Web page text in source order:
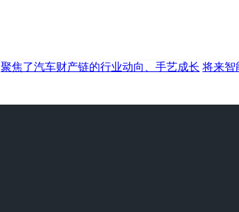
聚焦了汽车财产链的行业动向、手艺成长 将来智